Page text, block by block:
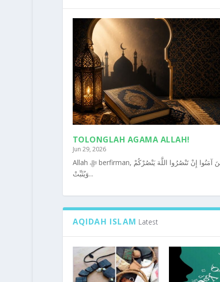
TOLONGLAH AGAMA ALLAH!
Jun 29, 2026
Allah ﷻ berfirman, يَا أَيُّهَا الَّذِينَ آمَنُوا إِنْ تَنْصُرُوا اللَّهَ يَنْصُرْكُمْ
وَيُثَبِّتْ...
AQIDAH ISLAM Latest